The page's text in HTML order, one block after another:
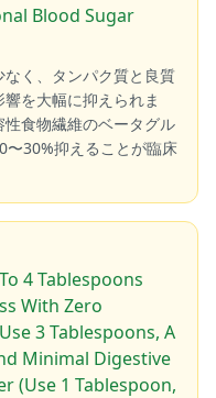
Blood Sugar
く、タンパク質と良質
を大幅に抑えられま
食物繊維のベータグル
〜30%抑えることが臨床
4 Tablespoons
With Zero
3 Tablespoons, A
Minimal Digestive
(Use 1 Tablespoon,